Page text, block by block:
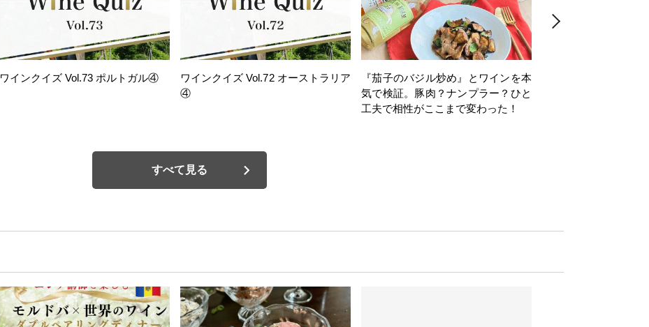
ワインクイズ Vol.73 ポルトガル④
ワインクイズ Vol.72 オーストラリア
④
『茄子のバジル炒め』とワインを本
気で検証。豚肉？ナンプラー？ひと
工夫で相性がここまで変わった！
すべて見る